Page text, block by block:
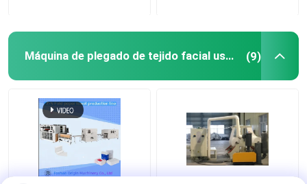
Máquina de plegado de tejido facial usada (9)